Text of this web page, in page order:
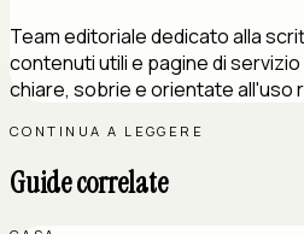
Team editoriale dedicato alla
contenuti utili e pagine di
chiare, sobrie e orientate all'uso
CONTINUA A LEGGERE
Guide correlate